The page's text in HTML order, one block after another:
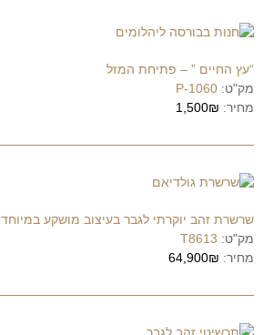
“עץ החיים ” – פתיחת המזל
מק"ט: P-1060
מחיר: 1,500₪
שרשרת זהב יוקרתי לגבר בעיצוב מושקע במיוחד
מק"ט: T8613
מחיר: 64,900₪